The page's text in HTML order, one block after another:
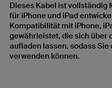
Dieses Kabel ist vollständig
für iPhone und iPad
Kompatibilität mit iPhone,
gewährleistet, die sich über
aufladen lassen, sodass
verwenden können.